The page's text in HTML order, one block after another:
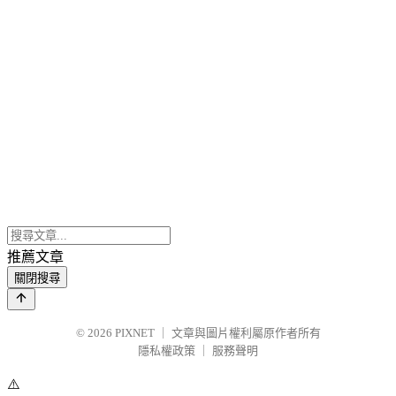
推薦文章
關閉搜尋
© 2026 PIXNET
文章與圖片權利屬原作者所有
隱私權政策
服務聲明
⚠️